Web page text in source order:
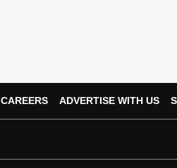
CAREERS ADVERTISE WITH US